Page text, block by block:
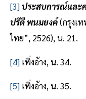
[3] ประสบการณ์และ
ปรีดี พนมยงค์(กรุงเ
ไทย”, 2526), น. 21.
[4] เพิ่งอ้าง, น. 34.
[5] เพิ่งอ้าง, น. 35.